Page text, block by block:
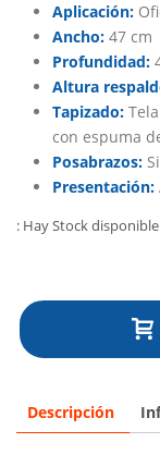
Aplicación:
Ancho:47 cm
Profundidad:
Altura
Tapizado:Tela
con espuma
Posabrazos:Si
Presentación:
: Hay Stock disponible
Descripción